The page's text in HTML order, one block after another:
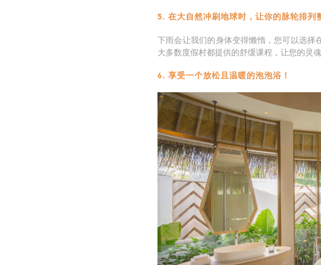
5. 在大自然冲刷地球时，让你的脉轮排列
下雨会让我们的身体变得懒惰，您可以选
大多数度假村都提供的舒缓课程，让您的灵
6. 享受一个放松且温暖的泡泡浴！